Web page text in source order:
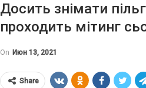
Досить знімати
проходить мітинг
On Июн 13, 2021
Share